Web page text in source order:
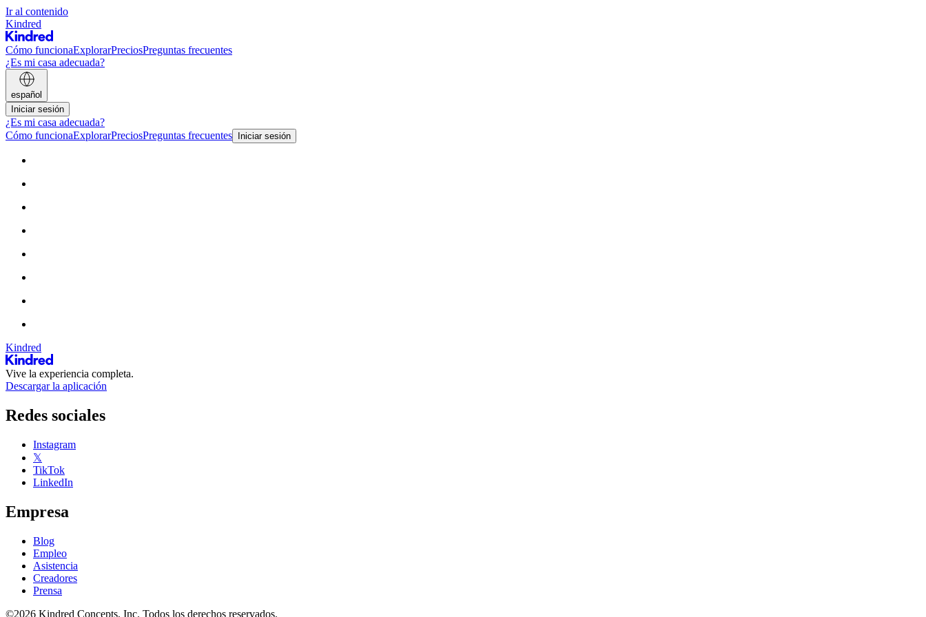
Ir al contenido
Kindred
Cómo funcionaExplorarPreciosPreguntas frecuentes
¿Es mi casa adecuada?
español
Iniciar sesión
¿Es mi casa adecuada?
Cómo funcionaExplorarPreciosPreguntas frecuentes Iniciar sesión
Kindred
Vive la experiencia completa.
Descargar la aplicación
Redes sociales
Instagram
𝕏
TikTok
LinkedIn
Empresa
Blog
Empleo
Asistencia
Creadores
Prensa
©2026 Kindred Concepts, Inc. Todos los derechos reservados.